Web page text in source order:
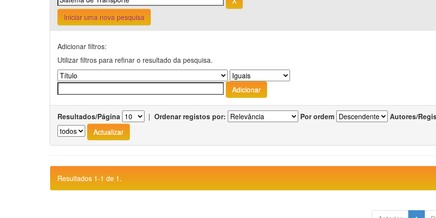
Iniciar uma nova pesquisa
Adicionar filtros:
Utilizar filtros para refinar o resultado da pesquisa.
Resultados/Página | Ordenar registos por: Por ordem Autores/
Resultados 1-1 de 1.